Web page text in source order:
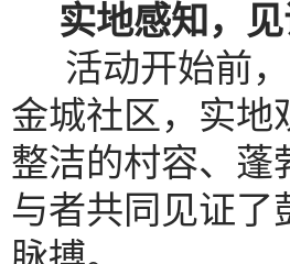
实地感知，
活动开始前
金城社区，实地
整洁的村容、蓬
与者共同见证了